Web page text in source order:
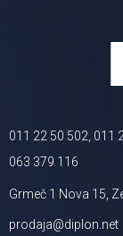
011 22 50 502, 011
063 379 116
Grmeč 1 Nova 15,
prodaja@diplon.net